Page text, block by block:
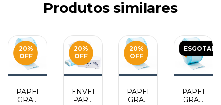
Produtos similares
20%
OFF
PAPEL
GRAU
20%
OFF
ENVELOPE
PARA
20%
OFF
PAPEL
GRAU
ESGOTADO
PAPEL
GRAU